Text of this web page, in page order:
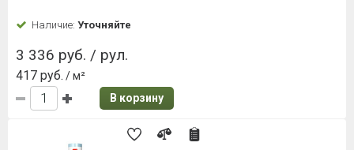
Наличие: Уточняйте
3 336 руб. / рул.
417 руб. / м²
В корзину